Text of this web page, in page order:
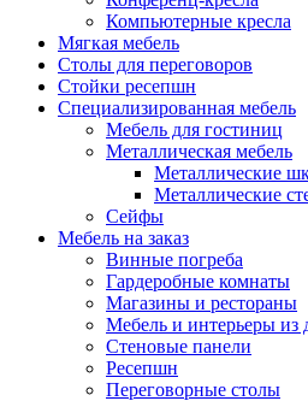
Компьютерные кресла
Мягкая мебель
Столы для переговоров
Стойки ресепшн
Специализированная мебель
Мебель для гостиниц
Металлическая мебель
Металлические
Металлические
Сейфы
Мебель на заказ
Винные погреба
Гардеробные комнаты
Магазины и рестораны
Мебель и интерьеры из
Стеновые панели
Ресепшн
Переговорные столы